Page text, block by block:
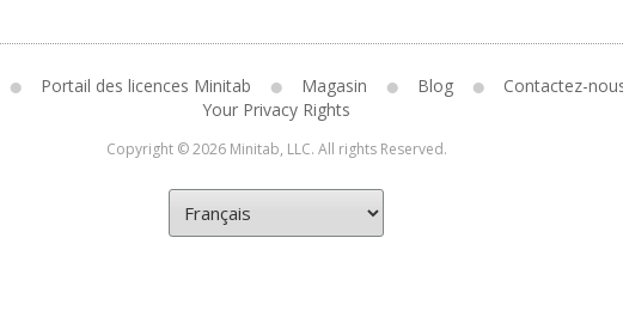
Portail des licences Minitab Magasin Blog
Contactez-
Your Privacy Rights
Copyright © 2026 Minitab, LLC. All rights Reserved.